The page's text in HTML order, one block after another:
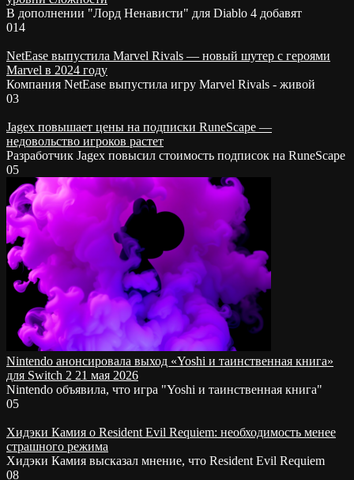
В дополнении "Лорд Ненависти" для Diablo 4 добавят
014
NetEase выпустила Marvel Rivals — новый шутер с героями
Marvel в 2024 году
Компания NetEase выпустила игру Marvel Rivals - живой
03
Jagex повышает цены на подписки RuneScape —
недовольство игроков растет
Разработчик Jagex повысил стоимость подписок на RuneScape
05
Nintendo анонсировала выход «Yoshi и таинственная книга»
для Switch 2 21 мая 2026
Nintendo объявила, что игра "Yoshi и таинственная книга"
05
Хидэки Камия о Resident Evil Requiem: необходимость менее
страшного режима
Хидэки Камия высказал мнение, что Resident Evil Requiem
08